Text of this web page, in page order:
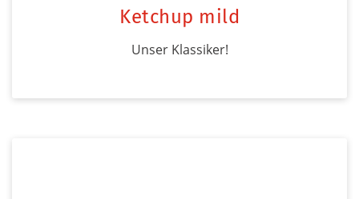
Ketchup mild
Unser Klassiker!